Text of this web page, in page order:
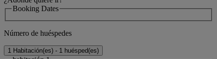
Booking Dates
Número de huéspedes
1 Habitación(es) - 1 huésped(es)